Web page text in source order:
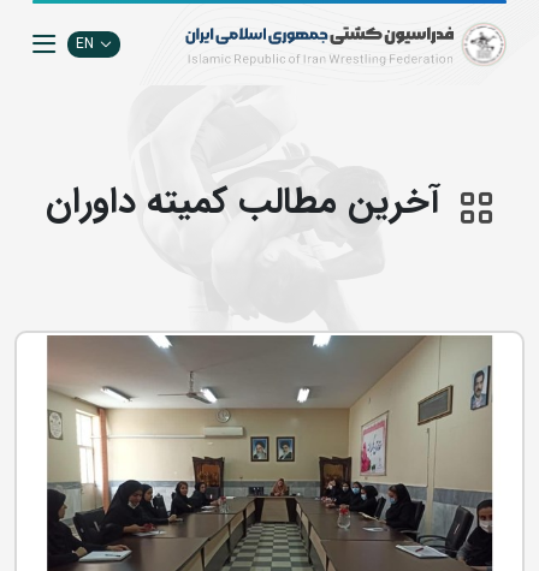
EN
آخرین مطالب کمیته داوران